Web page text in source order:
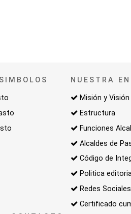
NUESTRA
Misión y Visión
Estructura
Funciones
Alcaldes de
Código de
Politica
Redes Sociales
Certificado